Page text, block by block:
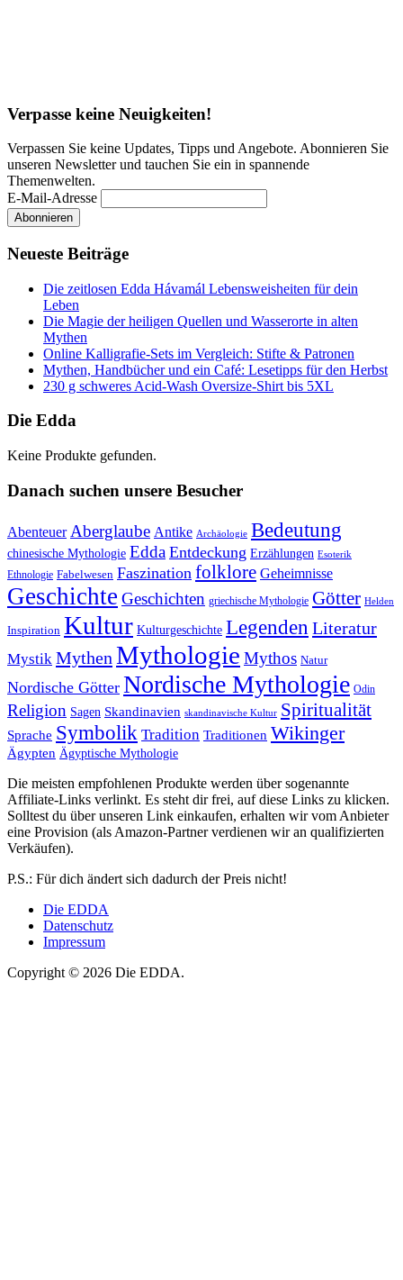
Verpasse keine Neuigkeiten!
Verpassen Sie keine Updates, Tipps und Angebote. Abonnieren Sie
unseren Newsletter und tauchen Sie ein in spannende
Themenwelten.
E-Mail-Adresse
Neueste Beiträge
Die zeitlosen Edda Hávamál Lebensweisheiten für dein
Leben
Die Magie der heiligen Quellen und Wasserorte in alten
Mythen
Online Kalligrafie‑Sets im Vergleich: Stifte & Patronen
Mythen, Handbücher und ein Café: Lesetipps für den Herbst
230 g schweres Acid-Wash Oversize-Shirt bis 5XL
Die Edda
Keine Produkte gefunden.
Danach suchen unsere Besucher
Abenteuer Aberglaube Antike Archäologie Bedeutung
chinesische Mythologie Edda Entdeckung Erzählungen Esoterik
Ethnologie Fabelwesen Faszination folklore Geheimnisse
Geschichte Geschichten griechische Mythologie Götter Helden
Inspiration Kultur Kulturgeschichte Legenden Literatur
Mystik Mythen Mythologie Mythos Natur
Nordische Götter Nordische Mythologie Odin
Religion Sagen Skandinavien skandinavische Kultur Spiritualität
Sprache Symbolik Tradition Traditionen Wikinger
Ägypten Ägyptische Mythologie
Die meisten empfohlenen Produkte werden über sogenannte
Affiliate-Links verlinkt. Es steht dir frei, auf diese Links zu klicken.
Solltest du über unseren Link einkaufen, erhalten wir vom Anbieter
eine Provision (als Amazon-Partner verdienen wir an qualifizierten
Verkäufen).
P.S.: Für dich ändert sich dadurch der Preis nicht!
Die EDDA
Datenschutz
Impressum
Copyright © 2026 Die EDDA.